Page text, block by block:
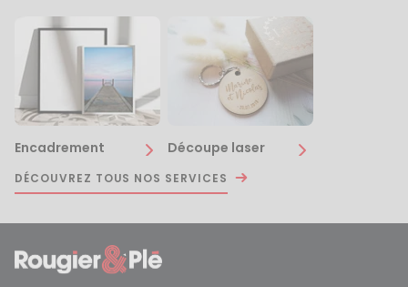
Encadrement Découpe laser
DÉCOUVREZ TOUS NOS SERVICES